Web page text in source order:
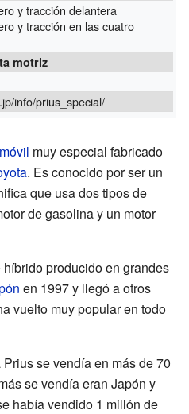
y tracción delantera
y tracción en las cuatro
motriz
info/prius_special/
muy especial fabricado
. Es conocido por ser un
que usa dos tipos de
de gasolina y un motor
producido en grandes
en 1997 y llegó a otros
vuelto muy popular en todo
se vendía en más de 70
se vendía eran Japón y
había vendido 1 millón de